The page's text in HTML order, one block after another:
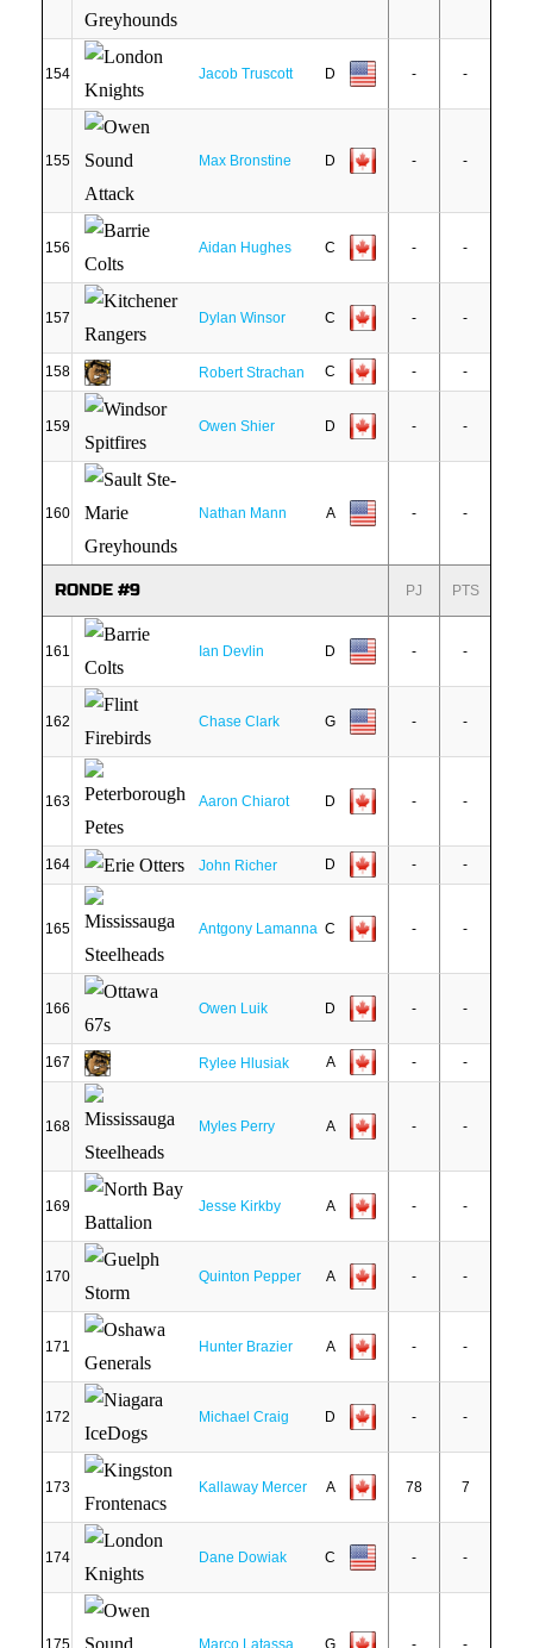
154 Jacob Truscott D - -
155 Max Bronstine D - -
156 Aidan Hughes C - -
157 Dylan Winsor C - -
158 Robert Strachan C - -
159 Owen Shier D - -
160 Nathan Mann A - -
RONDE #9 PJ PTS
161 Ian Devlin D - -
162 Chase Clark G - -
163 Aaron Chiarot D - -
164 John Richer D - -
165 Antgony Lamanna C - -
166 Owen Luik D - -
167 Rylee Hlusiak A - -
168 Myles Perry A - -
169 Jesse Kirkby A - -
170 Quinton Pepper A - -
171 Hunter Brazier A - -
172 Michael Craig D - -
173 Kallaway Mercer A 78 7
174 Dane Dowiak C - -
175 Marco Latassa G - -